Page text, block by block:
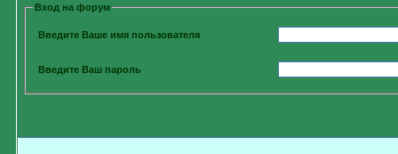
Вход на форум
Введите Ваше имя пользователя
Введите Ваш пароль